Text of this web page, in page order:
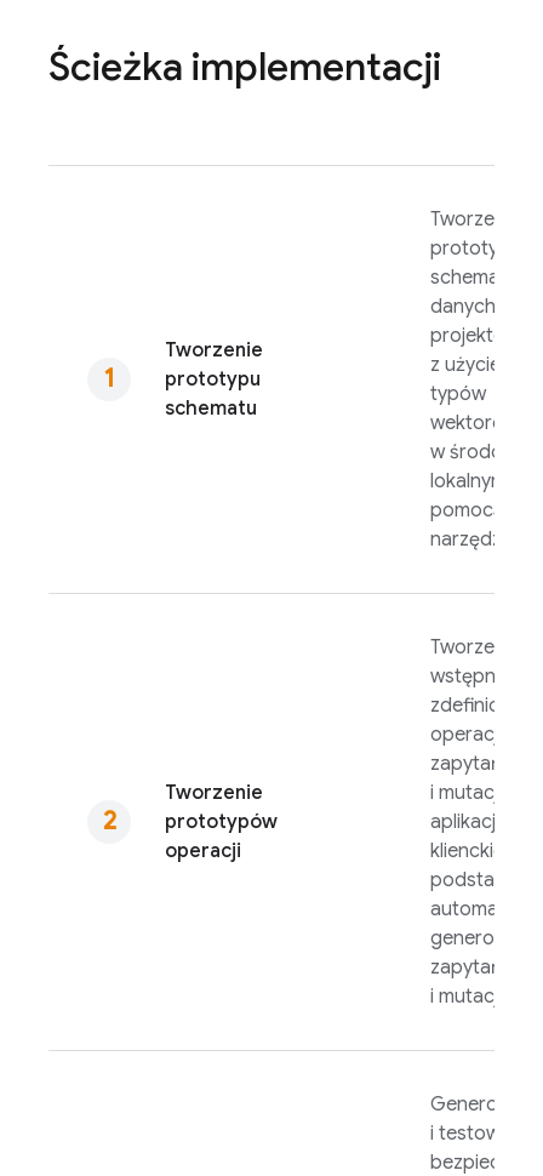
Ścieżka implementacji
Tworzenie
prototypu
schematu
Tworzenie
prototypu
schematu
danych, w
projektów
z użyciem
typów
w
lokalnym za
pomocą
narzędzi.
Tworzenie
prototypów
operacji
Tworzenie
wstępnie
operacji
zapytań
i mutacji dla
aplikacji
klienckich na
podstawie
zapytań
i mutacji
i testowanie